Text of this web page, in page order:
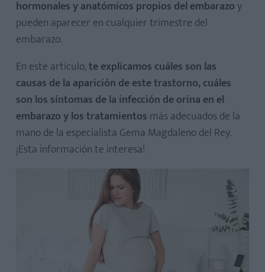
hormonales y anatómicos propios del embarazoy
pueden aparecer en cualquier trimestre del
embarazo.
En este artículo,te explicamos cuáles son las
causas de la aparición de este trastorno, cuáles
son los síntomas de la infección de orina en el
embarazo y los tratamientos más adecuados de la
mano de la especialista Gema Magdaleno del Rey.
¡Esta información te interesa!